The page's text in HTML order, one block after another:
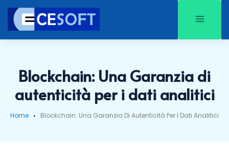
Blockchain: Una Garanzia di
autenticità per i dati analitici
Home Blockchain: Una Garanzia Di Autenticità Per I Dati Analitici